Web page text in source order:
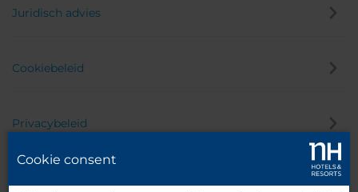
Juridisch advies
Cookiebeleid
Privacybeleid
Cookie consent